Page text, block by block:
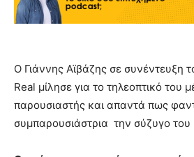
Ο Γιάννης Αϊβάζης σε συνέντευξη
Real μίλησε για το τηλεοπτικό του
παρουσιαστής και απαντά πως
συμπαρουσιάστρια την σύζυγο